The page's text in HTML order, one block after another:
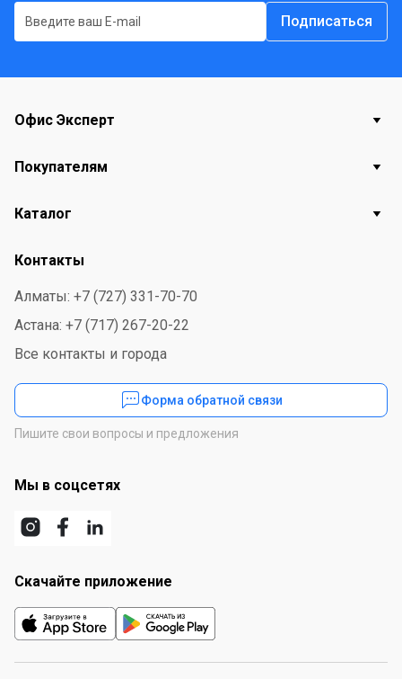
Подписаться
Офис Эксперт
Покупателям
Каталог
Контакты
Алматы: +7 (727) 331-70-70
Астана: +7 (717) 267-20-22
Все контакты и города
Форма обратной связи
Пишите свои вопросы и предложения
Мы в соцсетях
Скачайте приложение